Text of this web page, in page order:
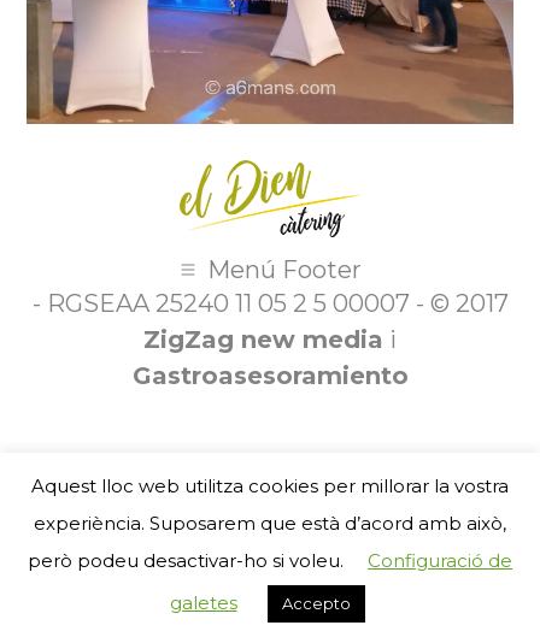
Menú Footer
- RGSEAA 25240 11 05 2 5 00007 - © 2017
ZigZag new media i
Gastroasesoramiento
Aquest lloc web utilitza cookies per millorar la vostra
experiència. Suposarem que està d’acord amb això,
però podeu desactivar-ho si voleu.
Configuració de
galetes
Accepto